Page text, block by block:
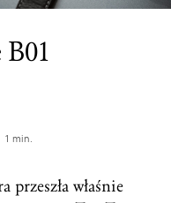
1 min.
właśnie